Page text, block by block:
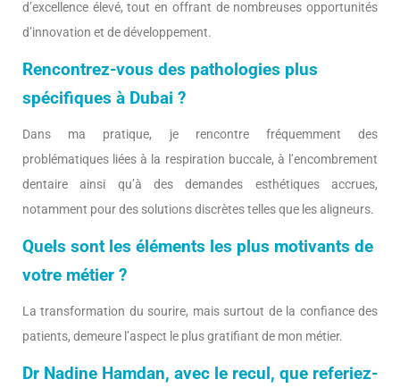
d’excellence élevé, tout en offrant de nombreuses opportunités
d’innovation et de développement.
Rencontrez-vous des pathologies plus
spécifiques à Dubai ?
Dans ma pratique, je rencontre fréquemment des
problématiques liées à la respiration buccale, à l’encombrement
dentaire ainsi qu’à des demandes esthétiques accrues,
notamment pour des solutions discrètes telles que les aligneurs.
Quels sont les éléments les plus motivants de
votre métier ?
La transformation du sourire, mais surtout de la confiance des
patients, demeure l’aspect le plus gratifiant de mon métier.
Dr Nadine Hamdan, avec le recul, que referiez-